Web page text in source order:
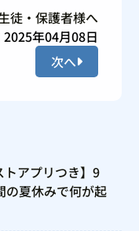
徒・保護者様へ
年04月08日
次へ
トアプリつき】9
夏休みで何が起